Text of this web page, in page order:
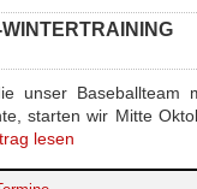
unser Baseballteam
starten wir Mitte
lesen